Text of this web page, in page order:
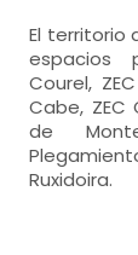
El territorio
espacios
Courel,
Cabe, ZEC
de
Ruxidoira.